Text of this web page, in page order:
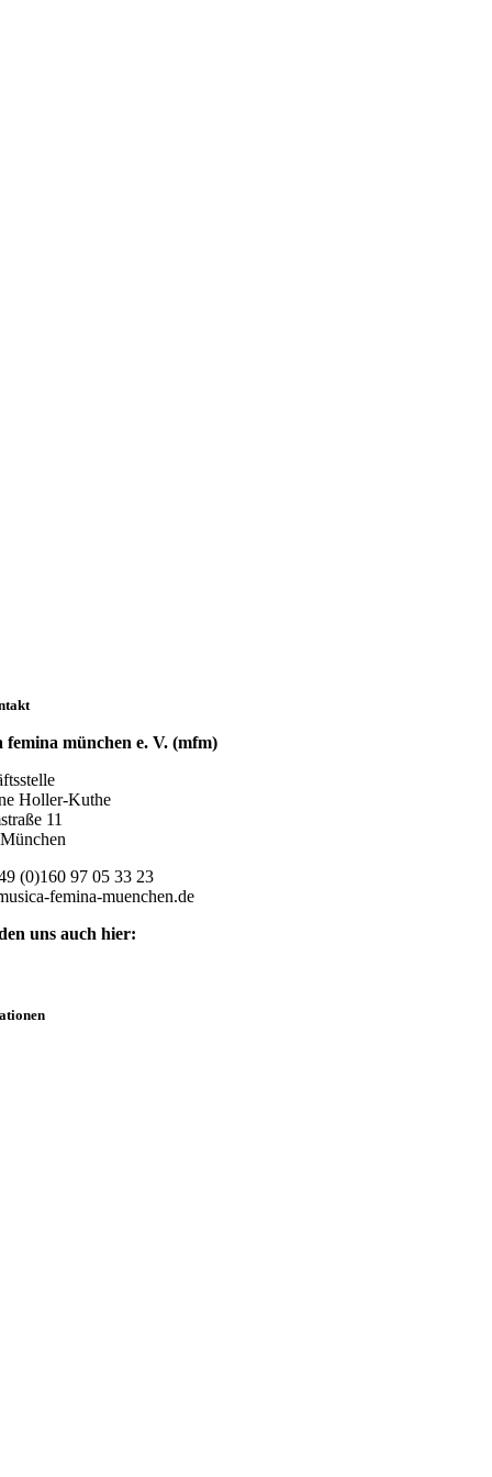
femina münchen e. V. (mfm)
Holler-Kuthe
11
(0)160 97 05 33 23
femina-muenchen.de
uns auch hier: